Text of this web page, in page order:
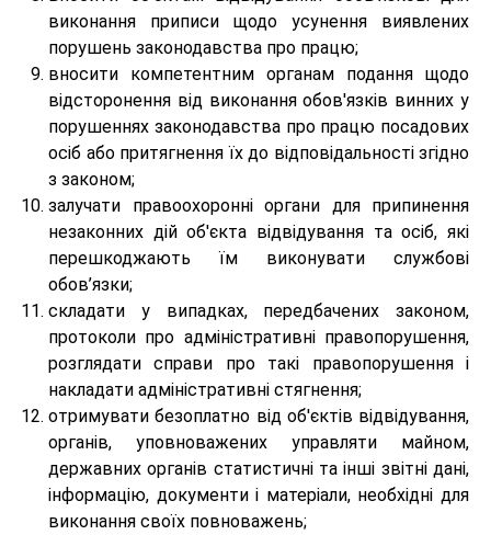
виконання приписи щодо усунення виявлених
порушень законодавства про працю;
вносити компетентним органам подання щодо
відсторонення від виконання обов'язків винних у
порушеннях законодавства про працю посадових
осіб або притягнення їх до відповідальності згідно
з законом;
залучати правоохоронні органи для припинення
незаконних дій об'єкта відвідування та осіб, які
перешкоджають їм виконувати службові
обов’язки;
складати у випадках, передбачених законом,
протоколи про адміністративні правопорушення,
розглядати справи про такі правопорушення і
накладати адміністративні стягнення;
отримувати безоплатно від об'єктів відвідування,
органів, уповноважених управляти майном,
державних органів статистичні та інші звітні дані,
інформацію, документи і матеріали, необхідні для
виконання своїх повноважень;